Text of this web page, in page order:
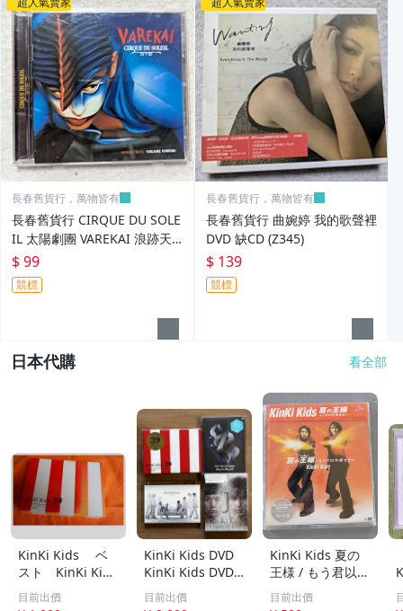
長春舊貨行，萬物皆有
長春舊貨行 CIRQUE DU SOLE
IL 太陽劇團 VAREKAI 浪跡天
涯 CD (Z345)
$ 99
競標
長春舊貨行，萬物皆有
長春舊貨行 曲婉婷 我的歌聲裡
DVD 缺CD (Z345)
$ 139
競標
日本代購 看全部
KinKi Kids ベ
スト KinKi Kids
10th Anniversar
y Best 39 very m
目前出價
KinKi Kids DVD
KinKi Kids DVD 4
点セット Φ.39.Ki
nKiKiss2等
目前出價
KinKi Kids 夏の
王様 / もう君以外
愛せない シング
ル /CD /JECN-001
目前出價